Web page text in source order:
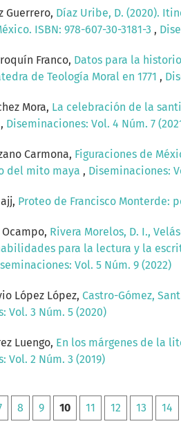
Guerrero, Díaz Uribe, D. (2020).
ISBN: 978-607-30-3181-3 ,
Franco, Datos para la
de Teología Moral en 1771 ,
Mora, La celebración de la
, Diseminaciones: Vol. 4 Núm. 7
Carmona, Figuraciones de
del mito maya , Diseminaciones:
Proteo de Francisco Monterde:
Rivera Morelos, D. I.,
para la lectura y la
Vol. 5 Núm. 9 (2022)
López López, Castro-Gómez,
Vol. 3 Núm. 5 (2020)
Luengo, En los márgenes de la
Vol. 2 Núm. 3 (2019)
8 9 10 11 12 13 14